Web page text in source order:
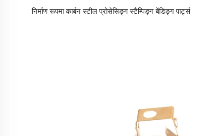
निर्माण रूपमा कार्बन स्टील प्रोसेसिङ्ग स्टैम्पिङ्ग बेंडिङ्ग पार्ट्स